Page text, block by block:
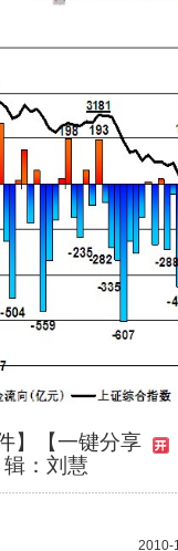
】
【一键分享
辑：刘慧
2010-